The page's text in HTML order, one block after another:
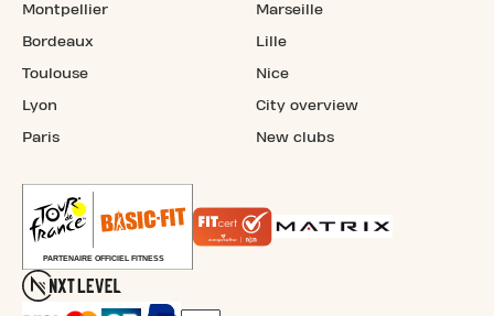
Montpellier
Bordeaux
Toulouse
Lyon
Paris
Marseille
Lille
Nice
City overview
New clubs